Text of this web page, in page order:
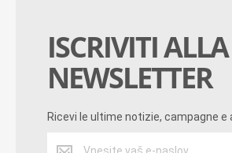
ISCRIVITI ALLA
NEWSLETTER
Ricevi le ultime notizie, campagne e